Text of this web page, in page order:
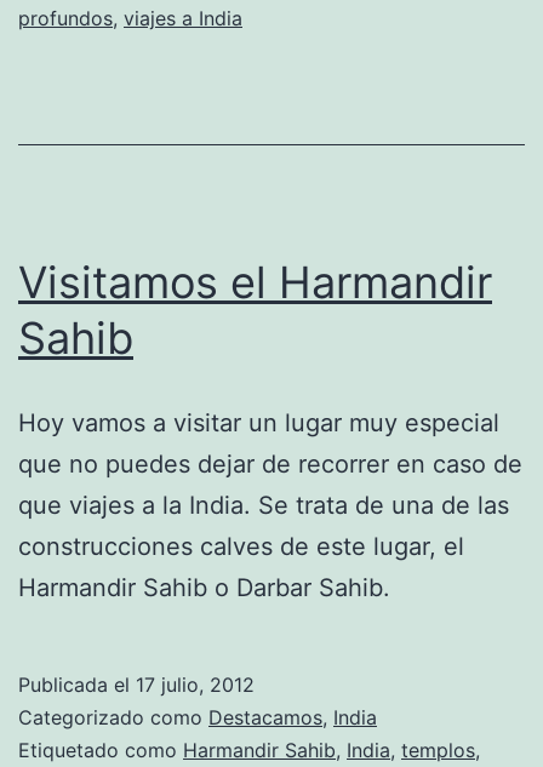
profundos, viajes a India
Visitamos el Harmandir
Sahib
Hoy vamos a visitar un lugar muy especial
que no puedes dejar de recorrer en caso de
que viajes a la India. Se trata de una de las
construcciones calves de este lugar, el
Harmandir Sahib o Darbar Sahib.
Publicada el 17 julio, 2012
Categorizado como Destacamos, India
Etiquetado como Harmandir Sahib, India, templos,